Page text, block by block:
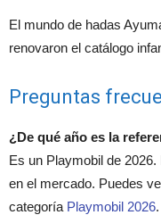
El mundo de hadas
renovaron el catálogo
Preguntas
¿De qué año es la
Es un Playmobil de
en el mercado. Puedes
categoría Playmobil 2026.